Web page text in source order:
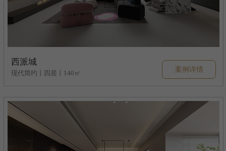
西派城
现代简约丨四居丨140㎡ 案例详情